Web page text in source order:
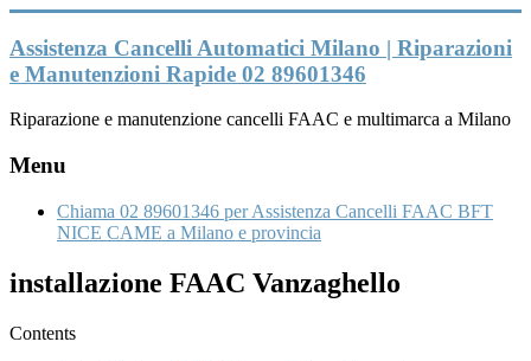
al
contenuto
Assistenza Cancelli Automatici Milano | Riparazioni
e Manutenzioni Rapide 02 89601346
Riparazione e manutenzione cancelli FAAC e multimarca a Milano
Menu
Chiama 02 89601346 per Assistenza Cancelli FAAC BFT
NICE CAME a Milano e provincia
installazione FAAC Vanzaghello
Contents